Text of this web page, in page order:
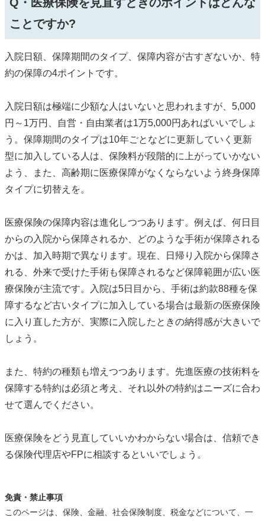
ことですか?
入院日額、保障期間のタイプ、保障内容が古すぎないか、特
約の保障の4ポイントです。
入院日額は極端に少額な人はいないと思われますが、5,000
円～1万円、自営・自由業者は1万5,000円あればいいでしょ
う。保障期間のタイプは10年ごとなどに更新していく更新
型に加入している人は、保険料が段階的に上がっていかない
よう、また、高齢期に医療保障がなくならないよう終身保障
タイプに切替えを。
医療保険の保障内容は進化しつつあります。例えば、何日目
からの入院から保障されるか、どのような手術が保障される
かは、加入時期で異なります。現在、日帰り入院から保障さ
れる、外来で受けた手術も保障されるなど保障範囲が広い医
療保険が主流です。入院は5日目から、手術は約款88種を保
障するなど古いタイプに加入している場合は最新の医療保険
に入り直した方が、実際に入院したときの納得感が大きいで
しょう。
また、特約の種類も増えつつあります。先進医療の技術料を
保障する特約は必須と考え、それ以外の特約はニーズに合わ
せて選んでください。
医療保険をどう見直していいかわからない場合は、信頼でき
る保険代理店やFPに相談するといいでしょう。
免責・禁止事項
このページは、保険、金融、社会保険制度、税金などについて、一